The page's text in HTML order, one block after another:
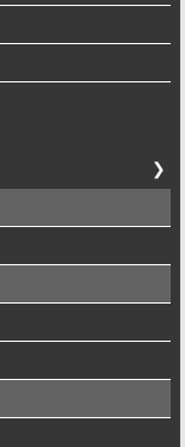
❯